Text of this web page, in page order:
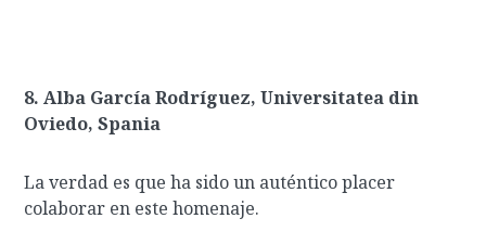
8. Alba García Rodríguez, Universitatea din
Oviedo, Spania
La verdad es que ha sido un auténtico placer
colaborar en este homenaje.